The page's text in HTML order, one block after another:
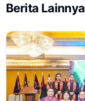
Berita Lainnya